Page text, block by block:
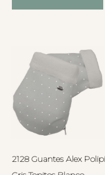
2128 Guantes Alex